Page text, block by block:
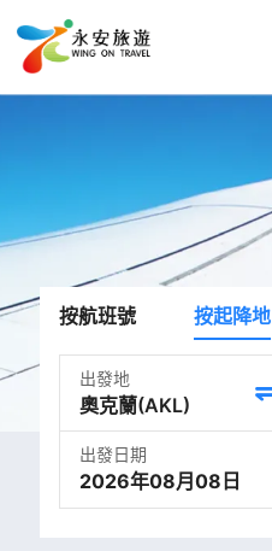
按航班號 按起降地
出發地
出發日期
2026年08月08日